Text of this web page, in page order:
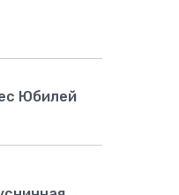
Юбилей